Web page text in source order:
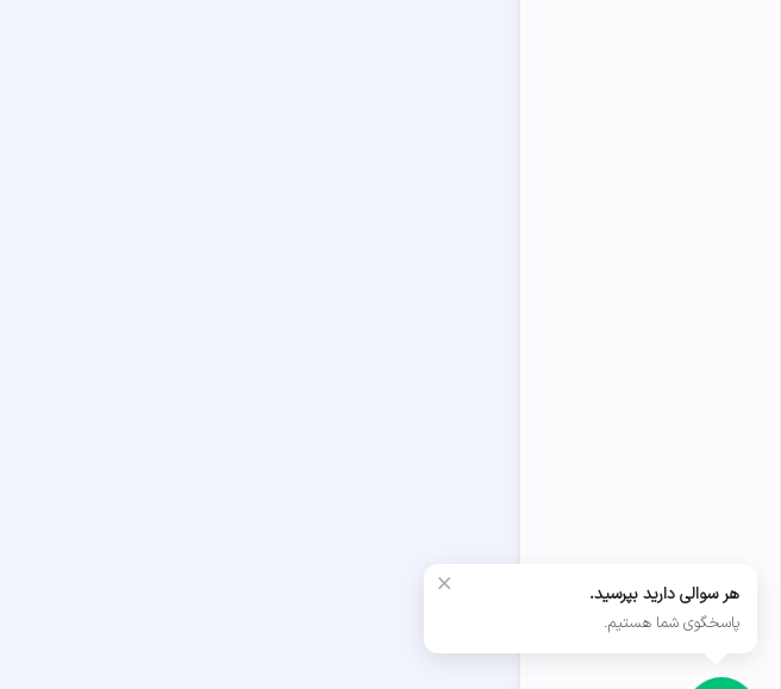
× هر سوالی دارید بپرسید.
پاسخگوی شما هستیم.